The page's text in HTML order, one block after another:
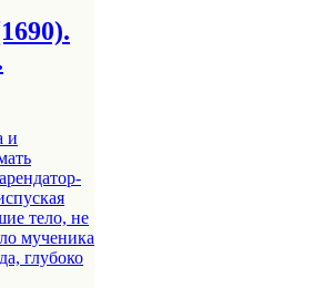
и
тело, не
мученика
глубоко